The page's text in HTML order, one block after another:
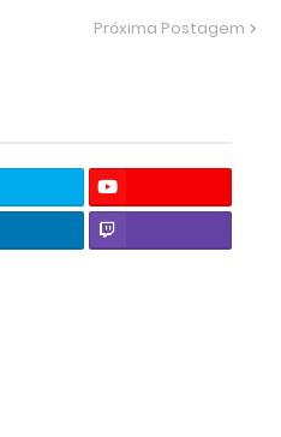
Próxima Postagem